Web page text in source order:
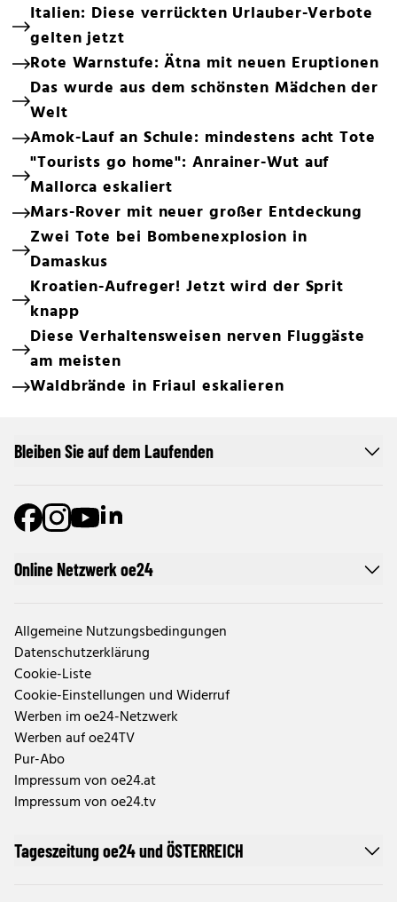
Italien: Diese verrückten Urlauber-Verbote
gelten jetzt
Rote Warnstufe: Ätna mit neuen Eruptionen
Das wurde aus dem schönsten Mädchen der
Welt
Amok-Lauf an Schule: mindestens acht Tote
"Tourists go home": Anrainer-Wut auf
Mallorca eskaliert
Mars-Rover mit neuer großer Entdeckung
Zwei Tote bei Bombenexplosion in
Damaskus
Kroatien-Aufreger! Jetzt wird der Sprit
knapp
Diese Verhaltensweisen nerven Fluggäste
am meisten
Waldbrände in Friaul eskalieren
Online Netzwerk oe24
Allgemeine Nutzungsbedingungen
Datenschutzerklärung
Cookie-Liste
Cookie-Einstellungen und Widerruf
Werben im oe24-Netzwerk
Werben auf oe24TV
Pur-Abo
Impressum von oe24.at
Impressum von oe24.tv
Tageszeitung oe24 und ÖSTERREICH
Bleiben Sie auf dem Laufenden